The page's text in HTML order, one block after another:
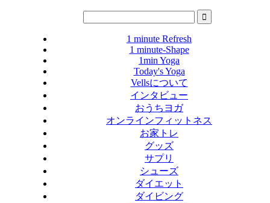
1 minute Refresh
1 minute-Shape
1min Yoga
Today's Yoga
Vellsについて
インタビュー
おうちヨガ
オンラインフィットネス
お家トレ
グッズ
サプリ
シューズ
ダイエット
ダイビング